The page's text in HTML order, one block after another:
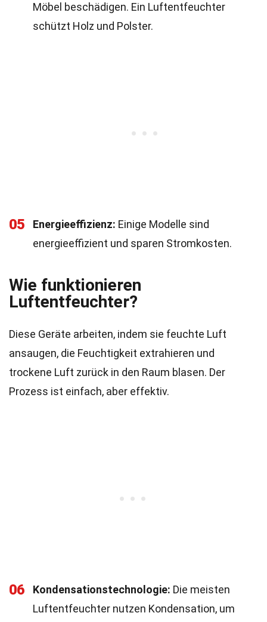
Möbel beschädigen. Ein Luftentfeuchter
schützt Holz und Polster.
05 Energieeffizienz: Einige Modelle sind
energieeffizient und sparen Stromkosten.
Wie funktionieren
Luftentfeuchter?
Diese Geräte arbeiten, indem sie feuchte Luft
ansaugen, die Feuchtigkeit extrahieren und
trockene Luft zurück in den Raum blasen. Der
Prozess ist einfach, aber effektiv.
06 Kondensationstechnologie: Die meisten
Luftentfeuchter nutzen Kondensation, um